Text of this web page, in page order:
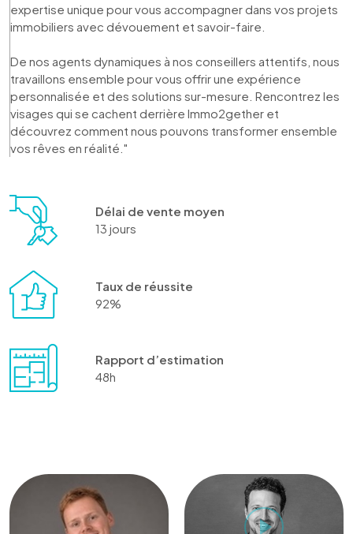
expertise unique pour vous accompagner dans vos projets
immobiliers avec dévouement et savoir-faire.
De nos agents dynamiques à nos conseillers attentifs, nous
travaillons ensemble pour vous offrir une expérience
personnalisée et des solutions sur-mesure. Rencontrez les
visages qui se cachent derrière Immo2gether et
découvrez comment nous pouvons transformer ensemble
vos rêves en réalité."
Délai de vente moyen
13 jours
Taux de réussite
92%
Rapport d’estimation
48h